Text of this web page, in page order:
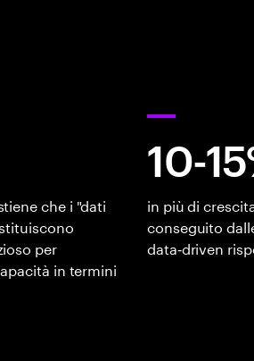
che i "dati
per
in termini
10-
in più di
conseguito
data‑driven